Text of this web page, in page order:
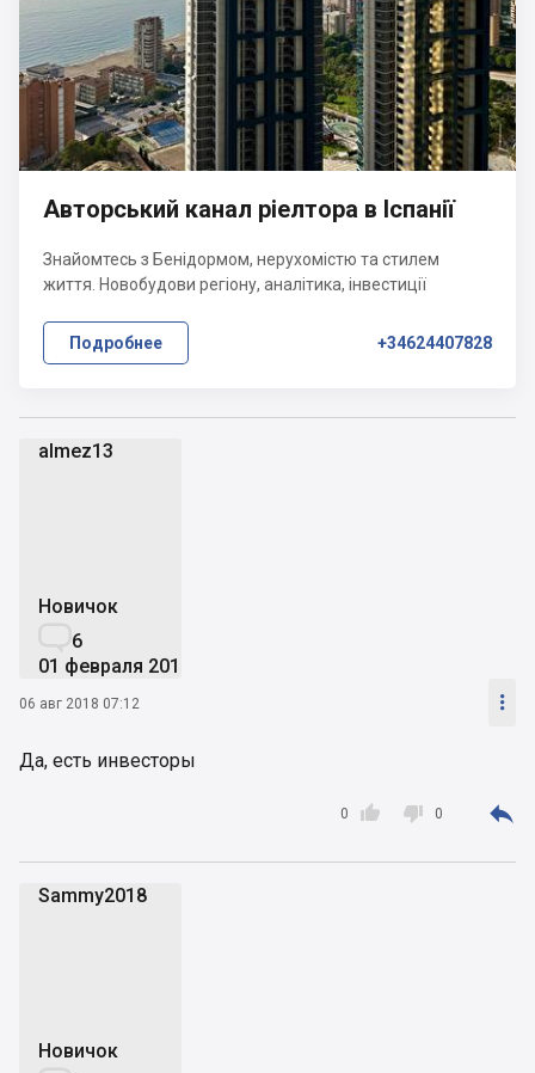
almez13
Новичок
6
01 февраля 2016
06 авг 2018 07:12 
Да, есть инвесторы

0  0 
Sammy2018
Новичок
Авторський канал ріелтора в Іспанії
Знайомтесь з Бенідормом, нерухомістю та стилем
життя. Новобудови регіону, аналітика, інвестиції
Подробнее +34624407828